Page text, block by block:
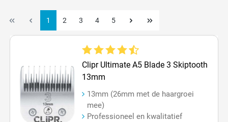
1 2 3 4 5
Gemiddelde waardering van 4.8 van 5 sterren
Clipr Ultimate A5 Blade 3 Skiptooth
13mm
13mm (26mm met de haargroei
mee)
Professioneel en kwalitatief